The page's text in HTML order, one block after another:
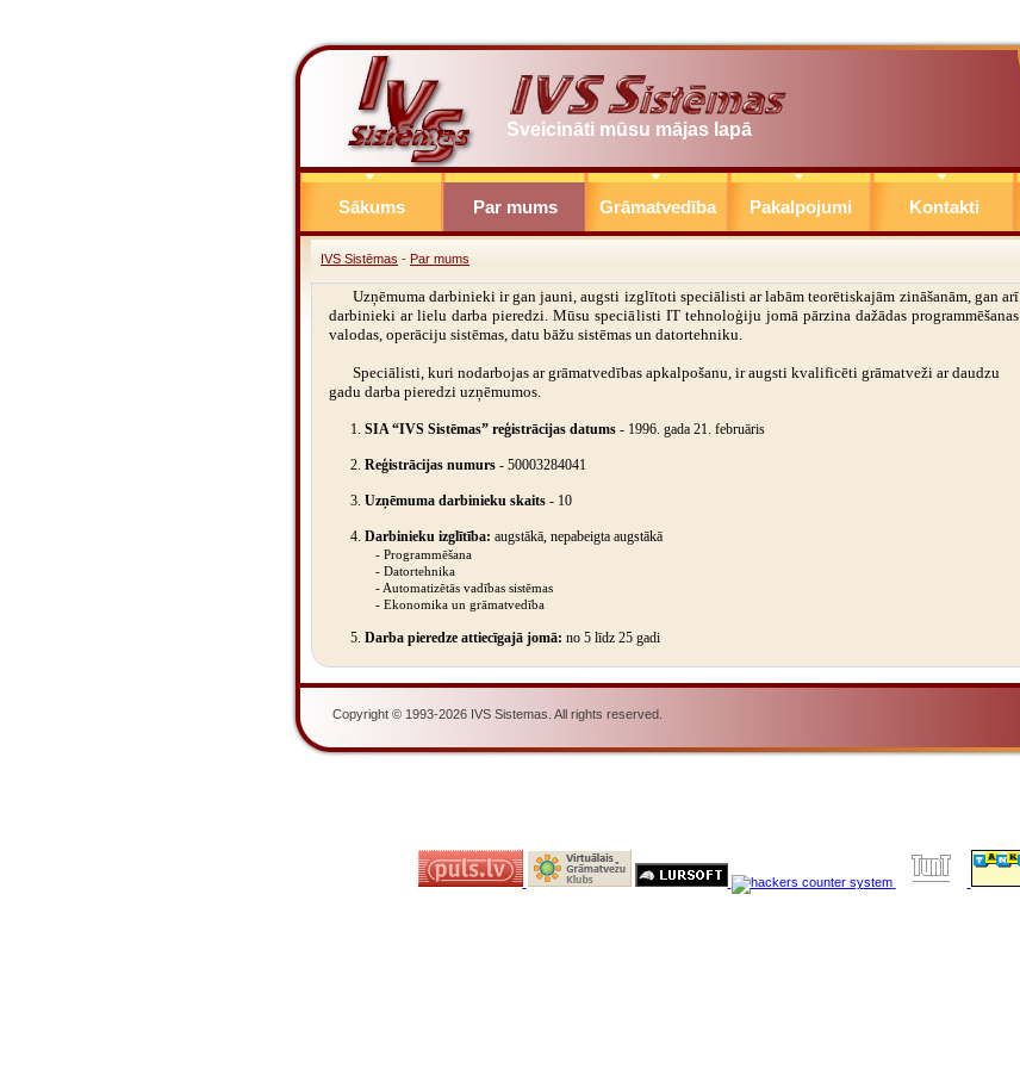
Sveicināti mūsu mājas lapā
Sākums Par mums Grāmatvedība Pakalpojumi Kontakti
IVS Sistēmas - Par mums
Uzņēmuma darbinieki ir gan jauni, augsti izglītoti speciālisti ar labām teorētiskajām zināšanām, gan arī
darbinieki ar lielu darba pieredzi. Mūsu speciālisti IT tehnoloģiju jomā pārzina dažādas programmēšanas
valodas, operāciju sistēmas, datu bāžu sistēmas un datortehniku.
Speciālisti, kuri nodarbojas ar grāmatvedības apkalpošanu, ir augsti kvalificēti grāmatveži ar daudzu
gadu darba pieredzi uzņēmumos.
1. SIA “IVS Sistēmas” reģistrācijas datums - 1996. gada 21. februāris
2. Reģistrācijas numurs - 50003284041
3. Uzņēmuma darbinieku skaits - 10
4. Darbinieku izglītība: augstākā, nepabeigta augstākā
- Programmēšana
- Datortehnika
- Automatizētās vadības sistēmas
- Ekonomika un grāmatvedība
5. Darba pieredze attiecīgajā jomā: no 5 līdz 25 gadi
Copyright © 1993-2026 IVS Sistemas. All rights reserved.